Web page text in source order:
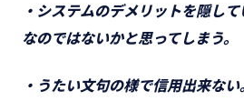
・システムのデメリットを隠し
なのではないかと思ってしまう。
・うたい文句の様で信用出来ない。